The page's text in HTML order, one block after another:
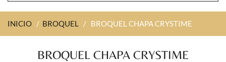
INICIO / BROQUEL / BROQUEL CHAPA CRYSTIME
BROQUEL CHAPA CRYSTIME